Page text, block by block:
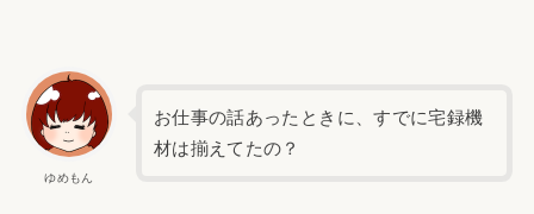
ゆめもん
お仕事の話あったときに、すでに宅録機
材は揃えてたの？